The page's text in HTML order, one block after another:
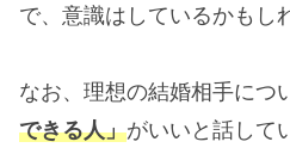
で、意識はしているかもし
なお、理想の結婚相手につ
できる人」がいいと話して